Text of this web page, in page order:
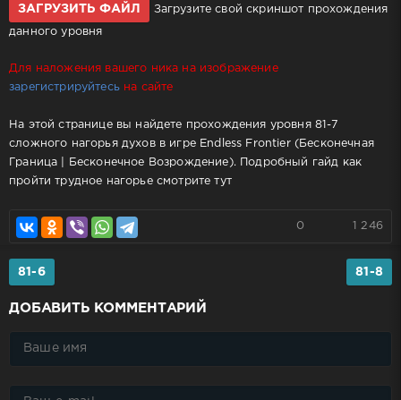
ЗАГРУЗИТЬ ФАЙЛ Загрузите свой скриншот прохождения
данного уровня
Для наложения вашего ника на изображение
зарегистрируйтесьна сайте
На этой странице вы найдете прохождения уровня 81-7
сложного нагорья духов в игре Endless Frontier (Бесконечная
Граница | Бесконечное Возрождение). Подробный гайд как
пройти трудное нагорье смотрите тут
0 1 246
81-6 81-8
ДОБАВИТЬ КОММЕНТАРИЙ